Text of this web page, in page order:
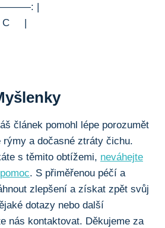
|
C‌ ‍ ⁢ ⁢ ‍ |
článek pomohl ‌lépe porozumět
rýmy a dočasné ztráty ​čichu.
‍s těmito obtížemi, neváhejte
.⁤ S přiměřenou péčí a‌
zlepšení a⁤ získat zpět svůj
dotazy⁤ nebo další
nás kontaktovat. ‍Děkujeme‌ za